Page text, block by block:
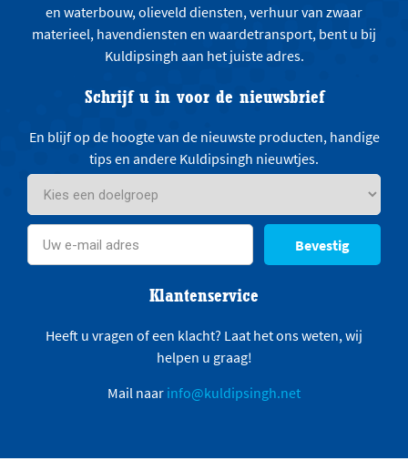
en waterbouw, olieveld diensten, verhuur van zwaar
materieel, havendiensten en waardetransport, bent u bij
Kuldipsingh aan het juiste adres.
Schrijf u in voor de nieuwsbrief
En blijf op de hoogte van de nieuwste producten, handige
tips en andere Kuldipsingh nieuwtjes.
Bevestig
Klantenservice
Heeft u vragen of een klacht? Laat het ons weten, wij
helpen u graag!
Mail naar info@kuldipsingh.net